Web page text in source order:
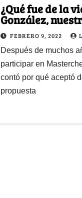
¿Qué fue de la
González,
FEBRERO 9, 2022
Después de muchos
participar en
contó por qué aceptó
propuesta